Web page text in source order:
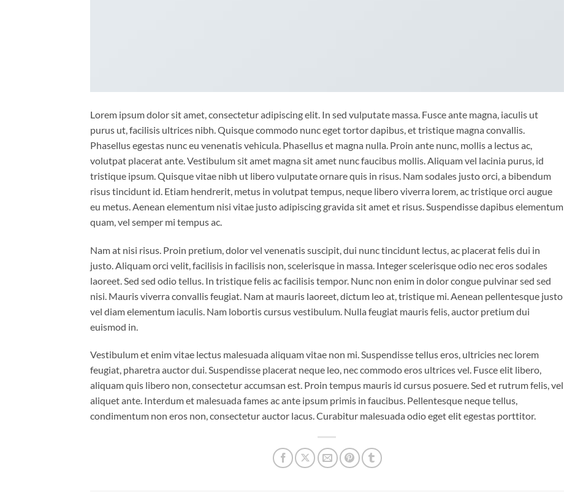
Lorem ipsum dolor sit amet, consectetur adipiscing elit. In sed vulputate massa. Fusce ante magna, iaculis ut
purus ut, facilisis ultrices nibh. Quisque commodo nunc eget tortor dapibus, et tristique magna convallis.
Phasellus egestas nunc eu venenatis vehicula. Phasellus et magna nulla. Proin ante nunc, mollis a lectus ac,
volutpat placerat ante. Vestibulum sit amet magna sit amet nunc faucibus mollis. Aliquam vel lacinia purus, id
tristique ipsum. Quisque vitae nibh ut libero vulputate ornare quis in risus. Nam sodales justo orci, a bibendum
risus tincidunt id. Etiam hendrerit, metus in volutpat tempus, neque libero viverra lorem, ac tristique orci augue
eu metus. Aenean elementum nisi vitae justo adipiscing gravida sit amet et risus. Suspendisse dapibus elementum
quam, vel semper mi tempus ac.
Nam at nisi risus. Proin pretium, dolor vel venenatis suscipit, dui nunc tincidunt lectus, ac placerat felis dui in
justo. Aliquam orci velit, facilisis in facilisis non, scelerisque in massa. Integer scelerisque odio nec eros sodales
laoreet. Sed sed odio tellus. In tristique felis ac facilisis tempor. Nunc non enim in dolor congue pulvinar sed sed
nisi. Mauris viverra convallis feugiat. Nam at mauris laoreet, dictum leo at, tristique mi. Aenean pellentesque justo
vel diam elementum iaculis. Nam lobortis cursus vestibulum. Nulla feugiat mauris felis, auctor pretium dui
euismod in.
Vestibulum et enim vitae lectus malesuada aliquam vitae non mi. Suspendisse tellus eros, ultricies nec lorem
feugiat, pharetra auctor dui. Suspendisse placerat neque leo, nec commodo eros ultrices vel. Fusce elit libero,
aliquam quis libero non, consectetur accumsan est. Proin tempus mauris id cursus posuere. Sed et rutrum felis, vel
aliquet ante. Interdum et malesuada fames ac ante ipsum primis in faucibus. Pellentesque neque tellus,
condimentum non eros non, consectetur auctor lacus. Curabitur malesuada odio eget elit egestas porttitor.